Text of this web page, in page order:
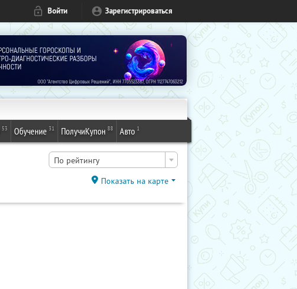
Войти Зарегистрироваться
53 Обучение 31 ПолучиКупон 88 Авто 1
По рейтингу
Показать на карте